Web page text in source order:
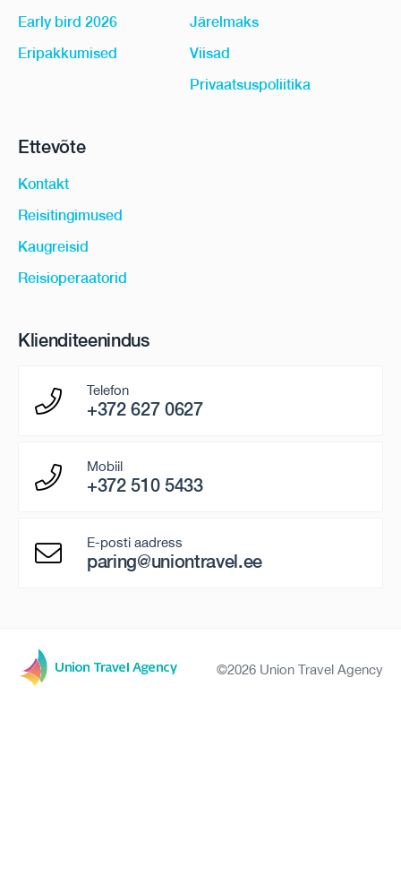
Early bird 2026
Eripakkumised
Järelmaks
Viisad
Privaatsuspoliitika
Ettevõte
Kontakt
Reisitingimused
Kaugreisid
Reisioperaatorid
Klienditeenindus
Telefon
+372 627 0627
Mobiil
+372 510 5433
E-posti aadress
paring@uniontravel.ee
©2026 Union Travel Agency